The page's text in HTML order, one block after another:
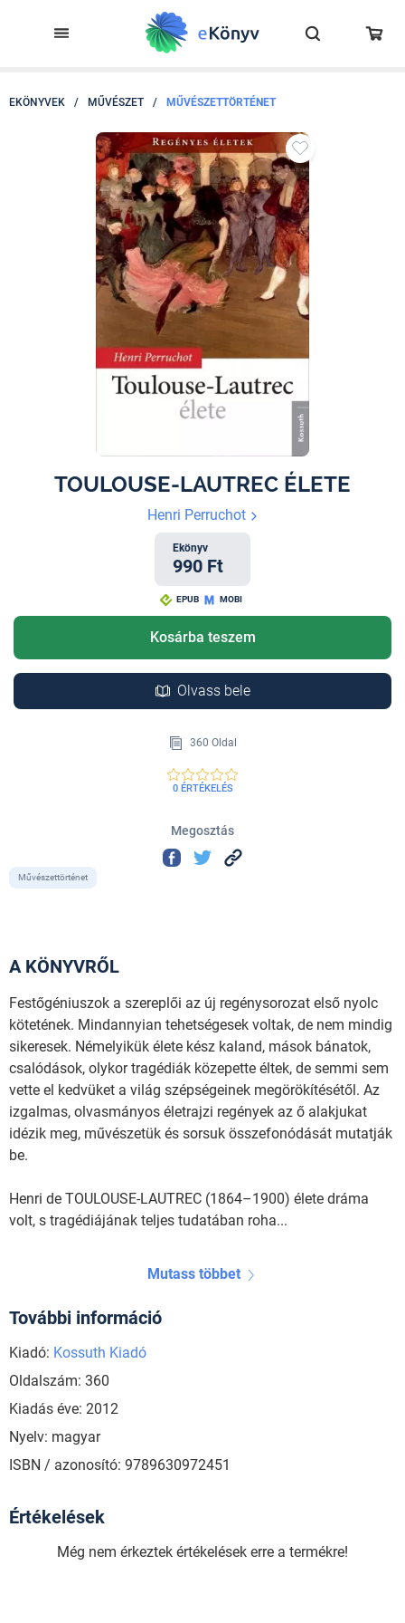
EKÖNYVEK / MŰVÉSZET / MŰVÉSZETTÖRTÉNET
TOULOUSE-LAUTREC ÉLETE
Henri Perruchot
Ekönyv
990 Ft
EPUB MOBI
Kosárba teszem
Olvass bele
360 Oldal
0 ÉRTÉKELÉS
Megosztás
Művészettörténet
A KÖNYVRŐL
Festőgéniuszok a szereplői az új regénysorozat első nyolc
kötetének. Mindannyian tehetségesek voltak, de nem mindig
sikeresek. Némelyikük élete kész kaland, mások bánatok,
csalódások, olykor tragédiák közepette éltek, de semmi sem
vette el kedvüket a világ szépségeinek megörökítésétől. Az
izgalmas, olvasmányos életrajzi regények az ő alakjukat
idézik meg, művészetük és sorsuk összefonódását mutatják
be.
Henri de TOULOUSE-LAUTREC (1864–1900) élete dráma
volt, s tragédiájának teljes tudatában roha...
Mutass többet
További információ
Kiadó: Kossuth Kiadó
Oldalszám: 360
Kiadás éve: 2012
Nyelv: magyar
ISBN / azonosító: 9789630972451
Értékelések
Még nem érkeztek értékelések erre a termékre!